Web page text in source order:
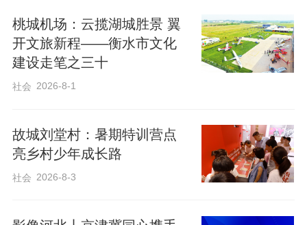
位，累计服务家长和儿童近百万人次。本
次第三批新增39个点位，雄安新区公益践
学点位总数达到118个，涵盖社科教育、文
等六大领域。从雄安图书馆6.8万平方米
的“书海城堡”到雄安金杏科技的AI象棋机器
人与3D打印实验室，从中央绿谷公园500
的“零食铺一日店长计划”，118个点位
​桃城机场：云揽湖城胜景 翼
开文旅新程——衡水市文化
建设走笔之三十
社会 2026-8-1
故城刘堂村：暑期特训营点
亮乡村少年成长路
社会 2026-8-3